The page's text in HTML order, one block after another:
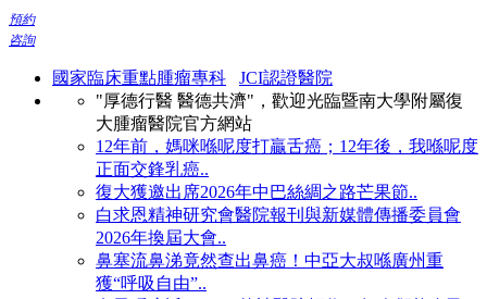
預約
咨詢
國家臨床重點腫瘤專科
JCI認證醫院
"厚德行醫 醫德共濟"，歡迎光臨暨南大學附屬復
大腫瘤醫院官方網站
12年前，媽咪喺呢度打贏舌癌；12年後，我喺呢度
正面交鋒乳癌..
復大獲邀出席2026年中巴絲綢之路芒果節..
白求恩精神研究會醫院報刊與新媒體傳播委員會
2026年換屆大會..
鼻塞流鼻涕竟然查出鼻癌！中亞大叔喺廣州重
獲“呼吸自由”..